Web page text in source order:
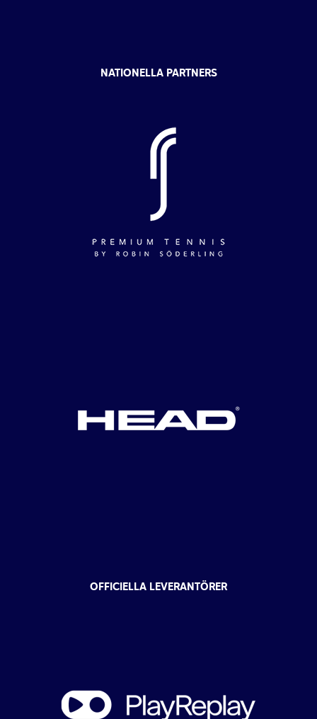
NATIONELLA PARTNERS
OFFICIELLA LEVERANTÖRER